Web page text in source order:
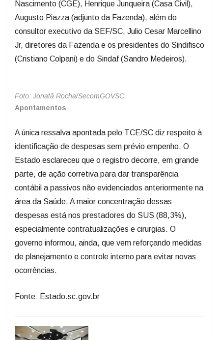
Nascimento (CGE), Henrique Junqueira (Casa Civil),
Augusto Piazza (adjunto da Fazenda), além do
consultor executivo da SEF/SC, Julio Cesar Marcellino
Jr, diretores da Fazenda e os presidentes do Sindifisco
(Cristiano Colpani) e do Sindaf (Sandro Medeiros).
Foto: Jonatã Rocha/SecomGOVSC
Apontamentos
A única ressalva apontada pelo TCE/SC diz respeito à
identificação de despesas sem prévio empenho. O
Estado esclareceu que o registro decorre, em grande
parte, de ação corretiva para dar transparência
contábil a passivos não evidenciados anteriormente na
área da Saúde. A maior concentração dessas
despesas está nos prestadores do SUS (88,3%),
especialmente contratualizações e cirurgias. O
governo informou, ainda, que vem reforçando medidas
de planejamento e controle interno para evitar novas
ocorrências.
Fonte: Estado.sc.gov.br